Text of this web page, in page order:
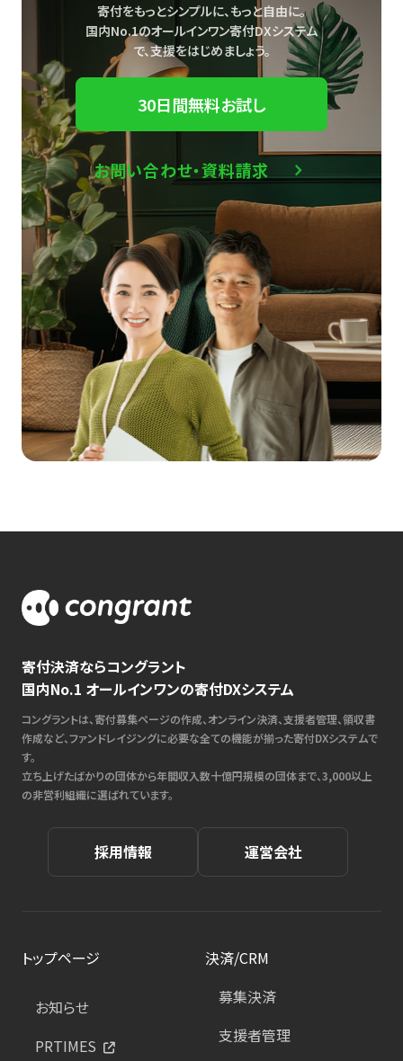
寄付をもっとシンプルに、もっと自由に。
国内No.1のオールインワン寄付DXシステム
で、支援をはじめましょう。
30日間無料お試し
お問い合わせ・資料請求
寄付決済ならコングラント
国内No.1 オールインワンの寄付DXシステム
コングラントは、寄付募集ページの作成、オンライン決済、支援者管理、領収書
作成など、ファンドレイジングに必要な全ての機能が揃った寄付DXシステムで
す。
立ち上げたばかりの団体から年間収入数十億円規模の団体まで、3,000以上
の非営利組織に選ばれています。
採用情報 運営会社
トップページ
お知らせ
PRTIMES
決済/CRM
募集決済
支援者管理